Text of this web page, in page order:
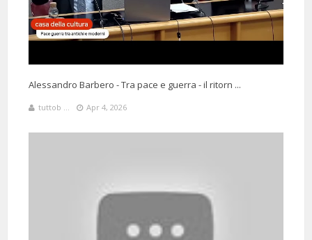
Starei ad ascoltarla all'infinito.
Alessandro Barbero - Tra pace e guerra - il ritorn ...
tuttob ... Apr 4, 2026